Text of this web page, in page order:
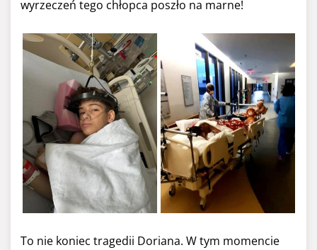
wyrzeczeń tego chłopca poszło na marne!
To nie koniec tragedii Doriana. W tym momencie